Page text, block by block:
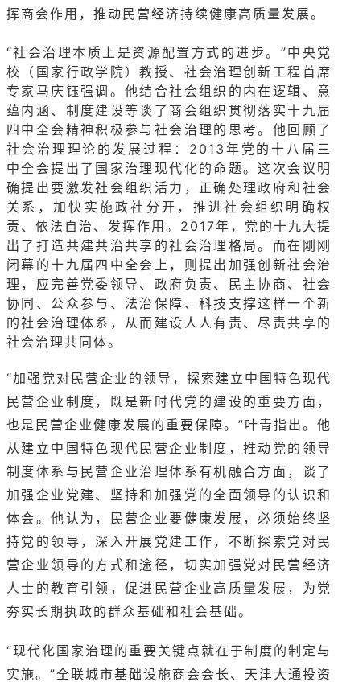
挥商会作用，推动民营经济持续健康高质量发展。
“社会治理本质上是资源配置方式的进步。 ”中央党
校（国家行政学院）教授、社会治理创新工程首席
专家马庆钰强调。他结合社会组织的内在逻辑、意
蕴内涵、制度建设等谈了商会组织贯彻落实十九届
四中全会精神积极参与社会治理的思考。 他回顾了
社会治理理论的发展过程： 2013年党的十八届三
中全会提出了国家治理现代化的命题。这次会议明
确提出要激发社会组织活力，正确处理政府和社会
关系，加快实施政社分开，推进社会组织明确权
责、依法自治、发挥作用。 2017年，党的十九大提
出了打造共建共治共享的社会治理格局。 而在刚刚
闭幕的十九届四中全会上，则提出加强创新社会治
理，应完善党委领导、政府负责、民主协商、社会
协同、公众参与、法治保障、科技支撑这样一个新
的社会治理体系，从而建设人人有责、尽责共享的
社会治理共同体。
“加强党对民营企业的领导，探索建立中国特色现代
民营企业制度，既是新时代党的建设的重要方面，
也是民营企业健康发展的重要保障。”叶青指出。他
从建立中国特色现代民营企业制度，推动党的领导
制度体系与民营企业治理体系有机融合方面，谈了
加强企业党建、坚持和加强党的全面领导的认识和
体会。他认为，民营企业要健康发展，必须始终坚
持党的领导，深入开展党建工作，不断探索党对民
营企业领导的方式和途径，切实加强党对民营经济
人士的教育引领，促进民营企业高质量发展，为党
夯实长期执政的群众基础和社会基础。
“现代化国家治理的重要关键点就在于制度的制定与
实施。”全联城市基础设施商会会长、天津大通投资